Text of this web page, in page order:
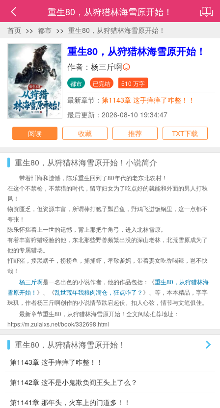
重生80，从狩猎林海雪原开始！
首页 >> 都市 >> 重生80，从狩猎林海雪原开始！
重生80，从狩猎林海雪原开始！
作者： 杨三斤啊
都市 已完结 510 万字
最新章节： 第1143章 这手痒痒了咋整！！
最后更新：2026-08-10 19:34:47
阅读
收藏 推荐 TXT下载
重生80，从狩猎林海雪原开始！小说简介
带着忏悔和遗憾，陈乐重生回到了80年代的老东北农村！
在这个不禁枪，不禁猎的时代，留守妇女为了吃点好的就能和外面的男人打秋
风！
物资匮乏，但资源丰富，所谓棒打狍子瓢舀鱼，野鸡飞进饭锅里，这一点都不
夸张！
陈乐怀揣着上一世的遗憾，背上那把牛角弓，进入北林雪原。
有着丰富狩猎经验的他，东北那些野兽频繁出没的深山老林，北荒雪原成为了
他的专属猎场。
打野猪，揍黑瞎子，捞捞鱼，捕捕虾，孝敬爹妈，带着妻女吃香喝辣，岂不快
哉！
杨三斤啊是一名出色的小说作者，他的作品包括：《重生80，从狩猎林海
雪原开始！ 》、《乱世荒年我粮肉满仓，狂点咋了？ 》、等，本本精品，字字
珠玑，作者杨三斤啊创作的小说情节跌宕起伏、扣人心弦，情节与文笔俱佳。
最新章节重生80，从狩猎林海雪原开始！全文阅读推荐地址：
https://m.zuiaixs.net/book/332698.html
重生80，从狩猎林海雪原开始！
第1143章 这手痒痒了咋整！！
第1142章 这不是小鬼欺负阎王头上了么？
第1141章 那年头，火车上的门道多！！